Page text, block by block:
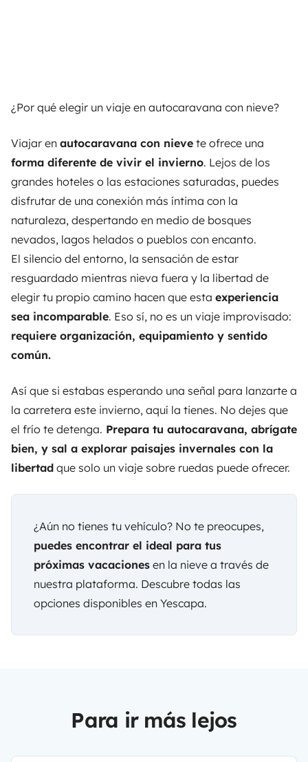
¿Por qué elegir un viaje en autocaravana con nieve?
Viajar en autocaravana con nieve te ofrece una
forma diferente de vivir el invierno. Lejos de los
grandes hoteles o las estaciones saturadas, puedes
disfrutar de una conexión más íntima con la
naturaleza, despertando en medio de bosques
nevados, lagos helados o pueblos con encanto.
El silencio del entorno, la sensación de estar
resguardado mientras nieva fuera y la libertad de
elegir tu propio camino hacen que esta experiencia
sea incomparable. Eso sí, no es un viaje improvisado:
requiere organización, equipamiento y sentido
común.
Así que si estabas esperando una señal para lanzarte a
la carretera este invierno, aquí la tienes. No dejes que
el frío te detenga. Prepara tu autocaravana, abrígate
bien, y sal a explorar paisajes invernales con la
libertad que solo un viaje sobre ruedas puede ofrecer.
¿Aún no tienes tu vehículo? No te preocupes,
puedes encontrar el ideal para tus
próximas vacaciones en la nieve a través de
nuestra plataforma. Descubre todas las
opciones disponibles en Yescapa.
Para ir más lejos